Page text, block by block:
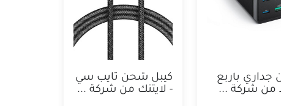
جداري بأربع
من شركة ...
كيبل شحن تايب سي
- لايتنك من شركة ...